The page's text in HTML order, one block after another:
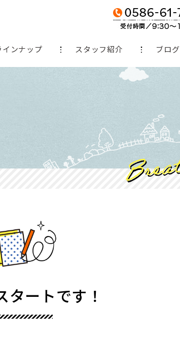
インナップ スタッフ紹介 ブログ
タートです！